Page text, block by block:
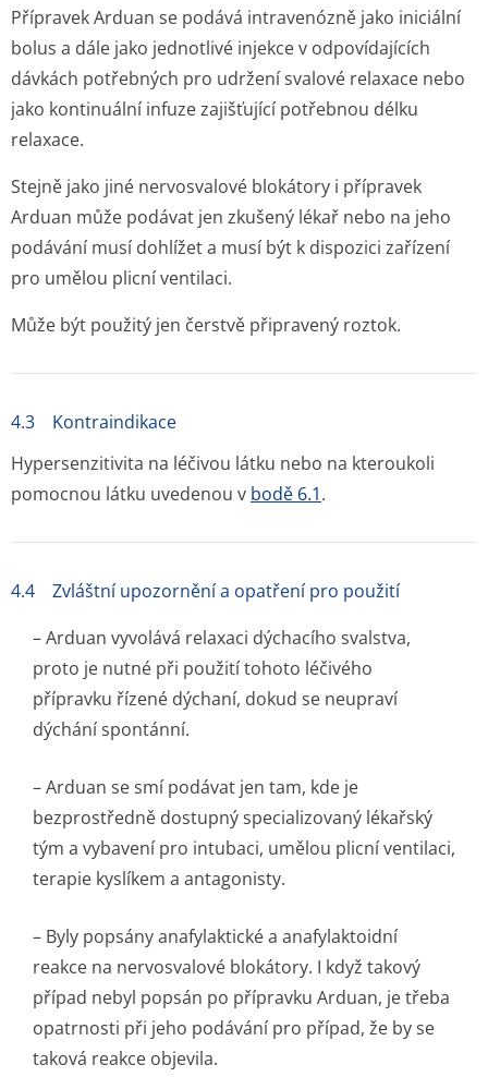
Přípravek Arduan se podává intravenózně jako iniciální
bolus a dále jako jednotlivé injekce v odpovídajících
dávkách potřebných pro udržení svalové relaxace nebo
jako kontinuální infuze zajišťující potřebnou délku
relaxace.
Stejně jako jiné nervosvalové blokátory i přípravek
Arduan může podávat jen zkušený lékař nebo na jeho
podávání musí dohlížet a musí být k dispozici zařízení
pro umělou plicní ventilaci.
Může být použitý jen čerstvě připravený roztok.
4.3 Kontraindikace
Hypersenzitivita na léčivou látku nebo na kteroukoli
pomocnou látku uvedenou v bodě 6.1.
4.4 Zvláštní upozornění a opatření pro použití
– Arduan vyvolává relaxaci dýchacího svalstva,
proto je nutné při použití tohoto léčivého
přípravku řízené dýchaní, dokud se neupraví
dýchání spontánní.
– Arduan se smí podávat jen tam, kde je
bezprostředně dostupný specializovaný lékařský
tým a vybavení pro intubaci, umělou plicní ventilaci,
terapie kyslíkem a antagonisty.
– Byly popsány anafylaktické a anafylaktoidní
reakce na nervosvalové blokátory. I když takový
případ nebyl popsán po přípravku Arduan, je třeba
opatrnosti při jeho podávání pro případ, že by se
taková reakce objevila.